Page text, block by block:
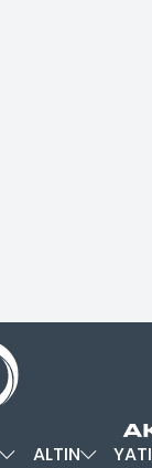
ALTIN